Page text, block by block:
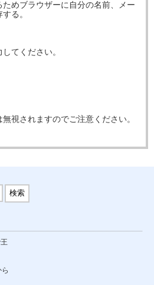
めブラウザーに自分の名前、メー
る。
てください。
視されますのでご注意ください。